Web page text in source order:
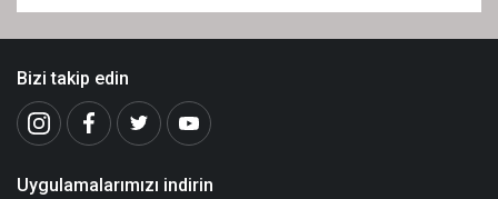
Bizi takip edin
Uygulamalarımızı indirin